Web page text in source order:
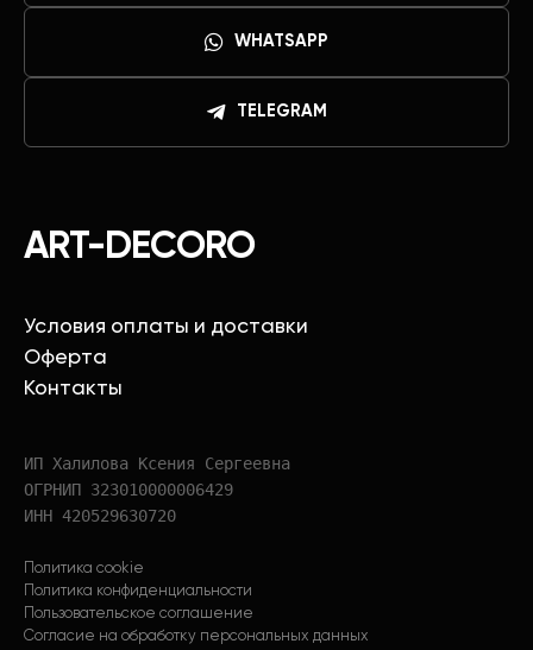
ART-DECORO
Условия оплаты и доставки
Оферта
Контакты
ИП Халилова Ксения Сергеевна
ОГРНИП 323010000006429
ИНН 420529630720
Политика cookie
Политика конфиденциальности
Пользовательское соглашение
Согласие на обработку персональных данных
WHATSAPP
TELEGRAM